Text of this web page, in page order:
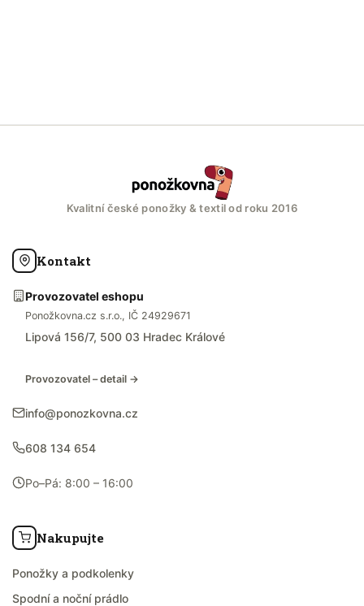
Kvalitní české ponožky & textil od roku 2016
Kontakt
Provozovatel eshopu
Ponožkovna.cz s.r.o., IČ 24929671
Lipová 156/7, 500 03 Hradec Králové
Provozovatel – detail →
info@ponozkovna.cz
608 134 654
Po–Pá: 8:00 – 16:00
Nakupujte
Ponožky a podkolenky
Spodní a noční prádlo